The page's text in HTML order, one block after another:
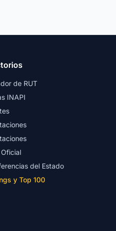
de RUT
INAPI
del Estado
y Top 100